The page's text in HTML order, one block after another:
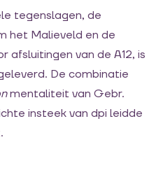
tegenslagen, de
het Malieveld en de
afsluitingen van de A12, is
De combinatie
mentaliteit van Gebr.
insteek van dpi leidde